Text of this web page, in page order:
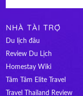
NHÀ TÀI TRỢ
Du lịch đâu
Review Du Lịch
Homestay Wiki
Tâm Tâm Elite Travel
Travel Thailand Review